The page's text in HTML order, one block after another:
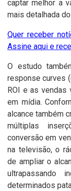
captar melhor a
mais detalhada
Quer receber
Assine aqui e
O estudo
response curves
ROI e as vendas
em mídia.
alcance também
múltiplas
conversão em
na televisão, o
de ampliar o
ultrapassando
determinados